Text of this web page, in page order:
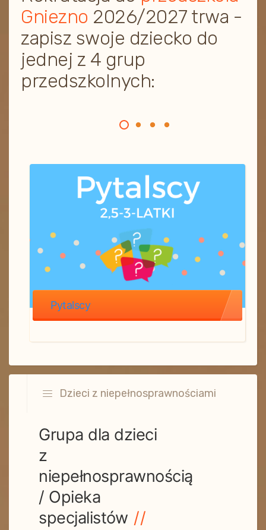
Gniezno 2026/2027 trwa -
zapisz swoje dziecko do
jednej z 4 grup
przedszkolnych:
Pytalscy
Dzieci z niepełnosprawnościami
Grupa dla dzieci
z
niepełnosprawnością
/ Opieka
specjalistów